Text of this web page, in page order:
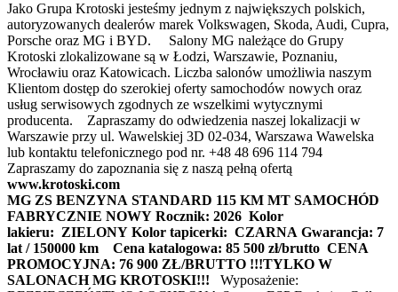
Jako Grupa Krotoski jesteśmy jednym z największych polskich,
autoryzowanych dealerów marek Volkswagen, Skoda, Audi, Cupra,
Porsche oraz MG i BYD. Salony MG należące do Grupy
Krotoski zlokalizowane są w Łodzi, Warszawie, Poznaniu,
Wrocławiu oraz Katowicach. Liczba salonów umożliwia naszym
Klientom dostęp do szerokiej oferty samochodów nowych oraz
usług serwisowych zgodnych ze wszelkimi wytycznymi
producenta. Zapraszamy do odwiedzenia naszej lokalizacji w
Warszawie przy ul. Wawelskiej 3D 02-034, Warszawa Wawelska
lub kontaktu telefonicznego pod nr. +48 48 696 114 794
Zapraszamy do zapoznania się z naszą pełną ofertą
www.krotoski.com
MG ZS BENZYNA STANDARD 115 KM MT SAMOCHÓD
FABRYCZNIE NOWY Rocznik: 2026 Kolor
lakieru: ZIELONY Kolor tapicerki: CZARNA Gwarancja: 7
lat / 150000 km
Cena katalogowa: 85 500 zł/brutto CENA
PROMOCYJNA: 76 900 ZŁ/BRUTTO !!!TYLKO W
SALONACH MG KROTOSKI!!!
Wyposażenie: